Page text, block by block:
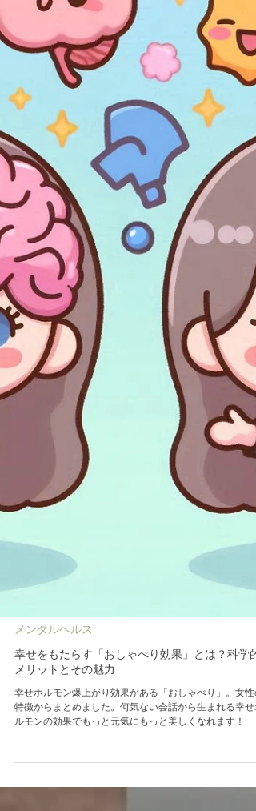
首の後ろがモコっと盛り上がる「カバ肩」。コリのよう
見えるけれど、実は姿勢の崩れや巡りの低下によって脂
がつきやすくなっている状態です。スマホやパソコン時
が増える現代では、ストレートネックや巻き肩、猫背が
なり、知らないうちに首や肩へ大きな負担がかかってい
謝低下など体の不調につながることも。ですが、姿勢と
りを整えることで改善していく可能性があります。 この記
事では、カバ肩の原因と、鍼灸・アロマセラピー・スト
ッチを組み合わせたケア方法をご紹介します。セルフケ
だけでなく、巡りのスイッチを入れるケアも取り入れな
ら、しなやかな肩と美しい後ろ姿を目指していきましょ
う。